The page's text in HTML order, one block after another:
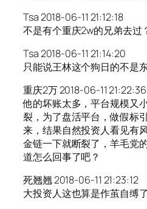
Tsa 2018-06-11 21:12:18
不是有个重庆2w的兄弟去过
Tsa 2018-06-11 21:14:20
只能说王林这个狗日的不是
重庆2万 2018-06-11 21:22:36
他的坏账太多，平台规模又
裂，为了盘活平台，做假标
来，结果自然投资人看见有
金链一下就断裂了，羊毛党
道怎么回事了吧？
死翘翘 2018-06-11 21:23:12
大投资人这也算是作茧自缚